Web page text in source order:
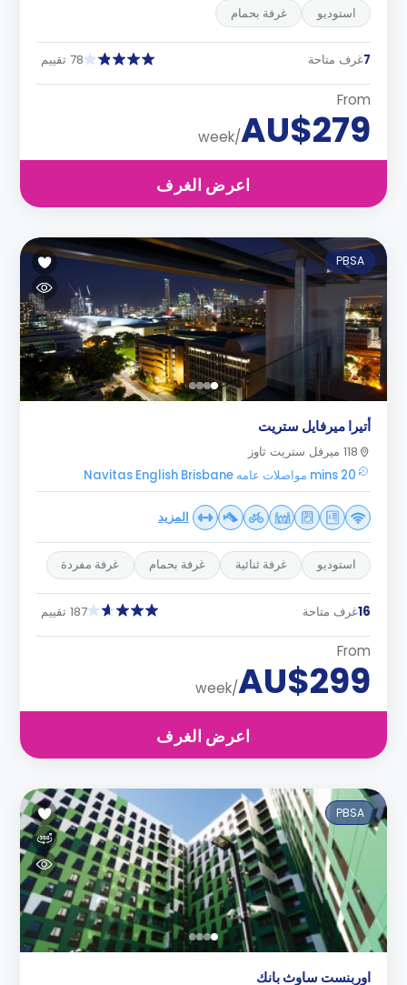
استوديو غرفة بحمام
7غرف متاحة 78 تقييم
From
AU$279
/week
اعرض الغرف
PBSA
أتيرا ميرفايل ستريت
118 ميرفل ستريت ثاوز
20 mins مواصلات عامه Navitas English Brisbane
المزيد
استوديو غرفة ثنائية غرفة بحمام غرفة مفردة
16غرف متاحة 187 تقييم
From
AU$299
/week
اعرض الغرف
PBSA
اوربنست ساوث بانك